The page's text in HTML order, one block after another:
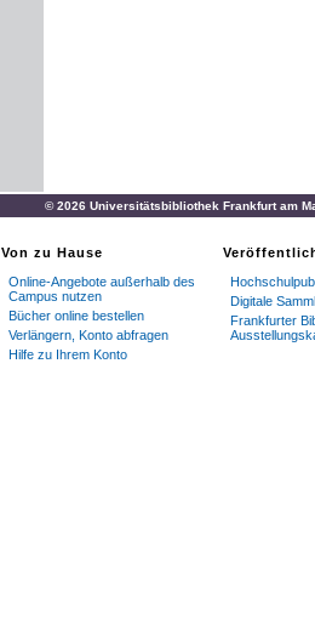
© 2026 Universitätsbibliothek Frankfurt am
Von zu Hause
Online-Angebote außerhalb des
Campus nutzen
Bücher online bestellen
Verlängern, Konto abfragen
Hilfe zu Ihrem Konto
Digitale
Frankfurter